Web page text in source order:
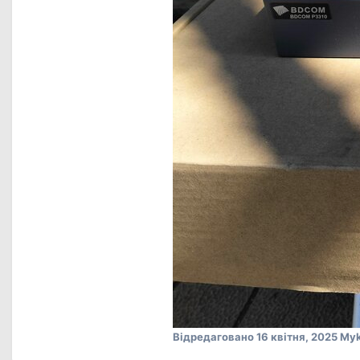
Відредаговано16 квітня, 2025